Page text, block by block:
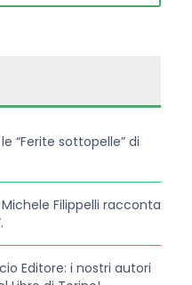
“Ferite sottopelle” di
Filippelli racconta
Editore: i nostri autori